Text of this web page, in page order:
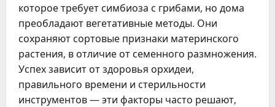
которое требует симбиоза с грибами, но дома
преобладают вегетативные методы. Они
сохраняют сортовые признаки материнского
растения, в отличие от семенного размножения.
Успех зависит от здоровья орхидеи,
правильного времени и стерильности
инструментов — эти факторы часто решают,